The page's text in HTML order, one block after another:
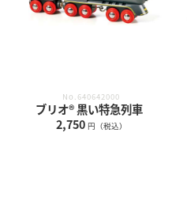
No.640642000
ブリオ® 黒い特急列車
2,750 円（税込）